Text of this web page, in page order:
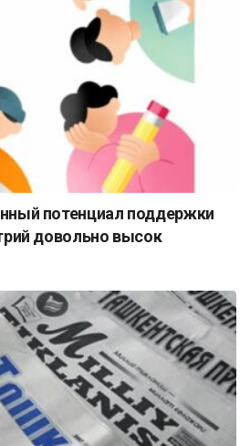
потенциал поддержки
довольно высок